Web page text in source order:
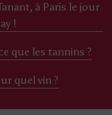
à Paris le jour
!
que les tannins ?
quel vin ?